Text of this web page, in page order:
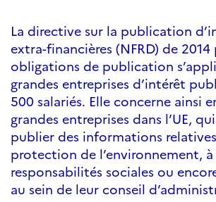
La directive sur la publication
extra-financières (NFRD) de
obligations de publication
grandes entreprises d’intérêt
500 salariés. Elle concerne ainsi
grandes entreprises dans l’UE,
publier des informations
protection de l’environnement, à
responsabilités sociales ou
au sein de leur conseil